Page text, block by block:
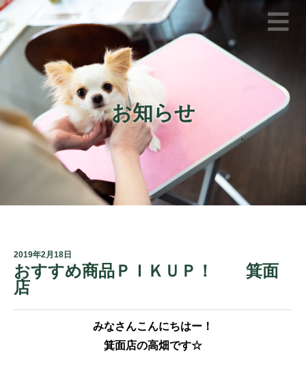
お知らせ
2019年2月18日
おすすめ商品ＰＩＫＵＰ！ 箕面
店
みなさんこんにちはー！
箕面店の高畑です☆